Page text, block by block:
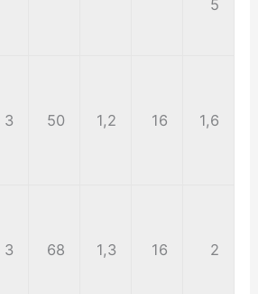
5
3 50 1,2 16 1,6
3 68 1,3 16 2